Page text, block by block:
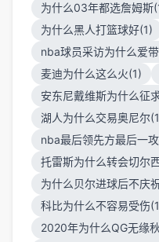
为什么03年都选詹姆斯
为什么黑人打篮球好(1)
nba球员采访为什么爱
麦迪为什么这么火(1)
安东尼戴维斯为什么征
湖人为什么交易奥尼尔
nba最后领先方最后一
托雷斯为什么转会切尔
为什么贝尔进球后不庆
科比为什么不容易受伤
2020年为什么QG无缘